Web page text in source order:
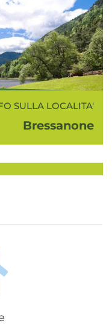
SULLA LOCALITA'
Bressanone